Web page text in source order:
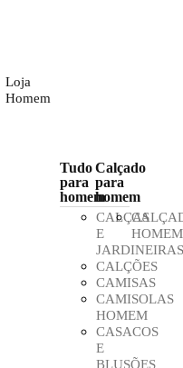
Loja
Homem
Tudo
para
homem
CALÇAS
E
JARDINEIRAS
CALÇÕES
CAMISAS
CAMISOLAS
HOMEM
CASACOS
E
BLUSÕES
Calçado
para
homem
HOMEM